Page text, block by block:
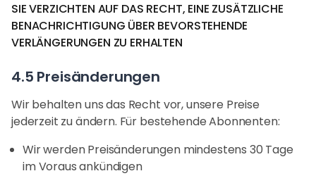
SIE VERZICHTEN AUF DAS RECHT, EINE ZUSÄTZLICHE
BENACHRICHTIGUNG ÜBER BEVORSTEHENDE
VERLÄNGERUNGEN ZU ERHALTEN
4.5 Preisänderungen
Wir behalten uns das Recht vor, unsere Preise
jederzeit zu ändern. Für bestehende Abonnenten:
Wir werden Preisänderungen mindestens 30 Tage
im Voraus ankündigen